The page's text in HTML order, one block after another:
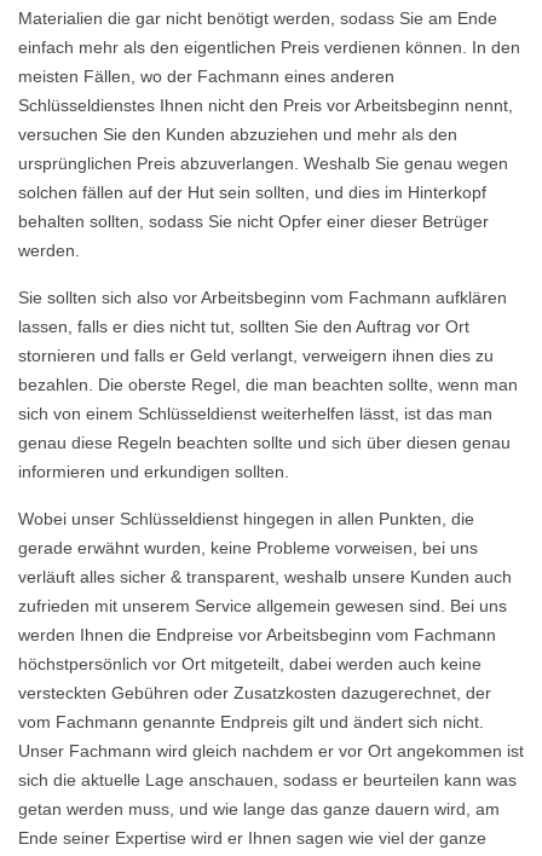
Materialien die gar nicht benötigt werden, sodass Sie am Ende
einfach mehr als den eigentlichen Preis verdienen können. In den
meisten Fällen, wo der Fachmann eines anderen
Schlüsseldienstes Ihnen nicht den Preis vor Arbeitsbeginn nennt,
versuchen Sie den Kunden abzuziehen und mehr als den
ursprünglichen Preis abzuverlangen. Weshalb Sie genau wegen
solchen fällen auf der Hut sein sollten, und dies im Hinterkopf
behalten sollten, sodass Sie nicht Opfer einer dieser Betrüger
werden.
Sie sollten sich also vor Arbeitsbeginn vom Fachmann aufklären
lassen, falls er dies nicht tut, sollten Sie den Auftrag vor Ort
stornieren und falls er Geld verlangt, verweigern ihnen dies zu
bezahlen. Die oberste Regel, die man beachten sollte, wenn man
sich von einem Schlüsseldienst weiterhelfen lässt, ist das man
genau diese Regeln beachten sollte und sich über diesen genau
informieren und erkundigen sollten.
Wobei unser Schlüsseldienst hingegen in allen Punkten, die
gerade erwähnt wurden, keine Probleme vorweisen, bei uns
verläuft alles sicher & transparent, weshalb unsere Kunden auch
zufrieden mit unserem Service allgemein gewesen sind. Bei uns
werden Ihnen die Endpreise vor Arbeitsbeginn vom Fachmann
höchstpersönlich vor Ort mitgeteilt, dabei werden auch keine
versteckten Gebühren oder Zusatzkosten dazugerechnet, der
vom Fachmann genannte Endpreis gilt und ändert sich nicht.
Unser Fachmann wird gleich nachdem er vor Ort angekommen ist
sich die aktuelle Lage anschauen, sodass er beurteilen kann was
getan werden muss, und wie lange das ganze dauern wird, am
Ende seiner Expertise wird er Ihnen sagen wie viel der ganze